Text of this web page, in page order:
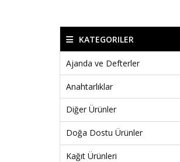
KATEGORILER
Ajanda ve Defterler
Anahtarlıklar
Diğer Ürünler
Doğa Dostu Ürünler
Kağıt Ürünleri